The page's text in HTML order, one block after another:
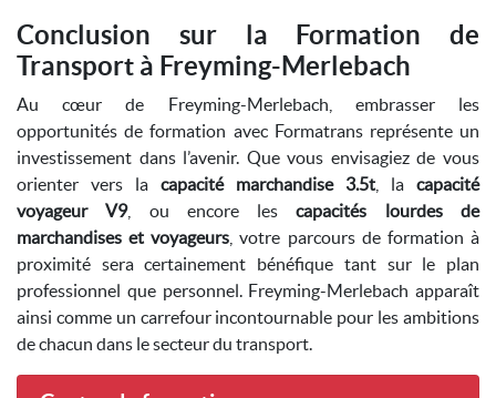
Conclusion sur la Formation de
Transport à Freyming-Merlebach
Au cœur de Freyming-Merlebach, embrasser les
opportunités de formation avec Formatrans représente un
investissement dans l’avenir. Que vous envisagiez de vous
orienter vers la capacité marchandise 3.5t , la capacité
voyageur V9, ou encore lescapacités lourdes de
marchandises et voyageurs , votre parcours de formation à
proximité sera certainement bénéfique tant sur le plan
professionnel que personnel. Freyming-Merlebach apparaît
ainsi comme un carrefour incontournable pour les ambitions
de chacun dans le secteur du transport.